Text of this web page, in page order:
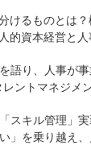
けるものとは
的資本経営と人
を語り、人事
ントマネジメ
スキル管理」
」を乗り越え